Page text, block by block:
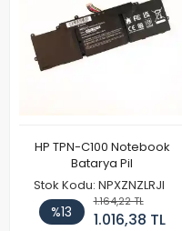
HP TPN-C100 Notebook
Batarya Pil
Stok Kodu: NPXZNZLRJI
%13
1.164,22 TL
1.016,38 TL